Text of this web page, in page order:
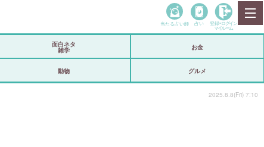
当たる占い師 占い 登録• ログイン
マイルーム
面白ネタ
雑学
お金
動物 グルメ
2025.8.8(Fri) 7:10